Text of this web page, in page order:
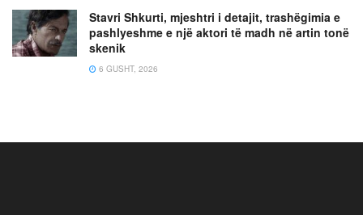
Stavri Shkurti, mjeshtri i detajit, trashëgimia e
pashlyeshme e një aktori të madh në artin tonë
skenik
6 GUSHT, 2026